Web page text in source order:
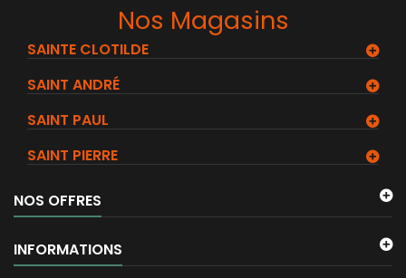
Nos Magasins
SAINTE CLOTILDE
SAINT ANDRÉ
SAINT PAUL
SAINT PIERRE
NOS OFFRES
INFORMATIONS